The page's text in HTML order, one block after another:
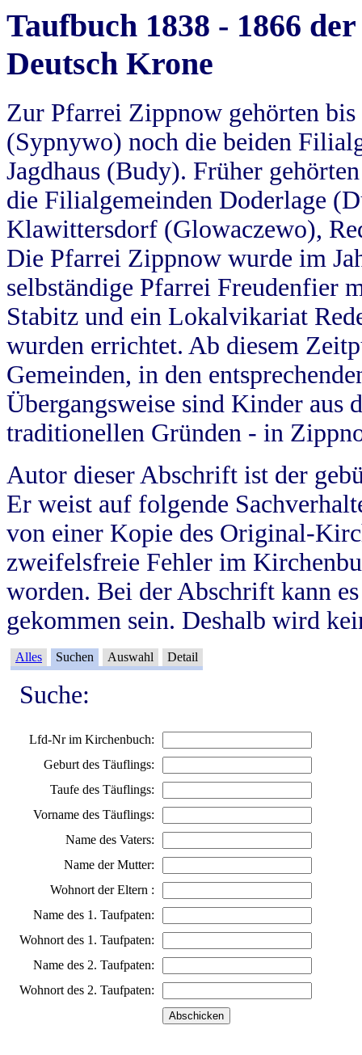
Taufbuch 1838 - 1866
Deutsch Krone
Zur Pfarrei Zippnow gehörten
(Sypnywo) noch die beiden
Jagdhaus (Budy). Früher
die Filialgemeinden Doderlage
Klawittersdorf (Glowaczewo),
Die Pfarrei Zippnow wurde im
selbständige Pfarrei Freudenfier
Stabitz und ein Lokalvikariat
wurden errichtet. Ab diesem
Gemeinden, in den
Übergangsweise sind Kinder aus
traditionellen Gründen - in
Autor dieser Abschrift ist der
Er weist auf folgende
von einer Kopie des Original-
zweifelsfreie Fehler im
worden. Bei der Abschrift kann
gekommen sein. Deshalb wird
Alles Suchen Auswahl Detail
Suche:
Lfd-Nr im Kirchenbuch:
Geburt des Täuflings:
Taufe des Täuflings:
Vorname des Täuflings:
Name des Vaters:
Name der Mutter:
Wohnort der Eltern :
Name des 1. Taufpaten:
Wohnort des 1. Taufpaten:
Name des 2. Taufpaten:
Wohnort des 2. Taufpaten: